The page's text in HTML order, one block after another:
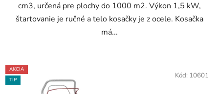
cm3, určená pre plochy do 1000 m2. Výkon 1,5 kW,
štartovanie je ručné a telo kosačky je z ocele. Kosačka
má...
AKCIA
TIP
Kód: 10601